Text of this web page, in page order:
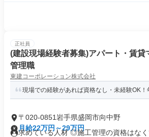
正社員
(建設現場経験者募集)アパート・賃貸
管理職
東建コーポレーション株式会社
現場での経験があれば資格なし・未経験OK！
〒020-0851岩手県盛岡市向中野
月給22万円～29万円
求めている人材 ◎施工管理の資格はな